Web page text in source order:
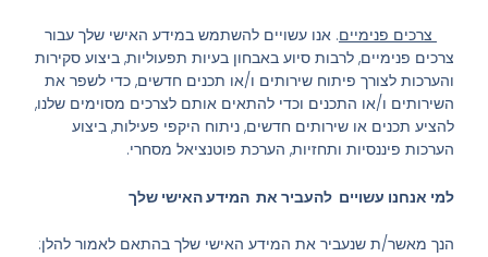
צרכים פנימיים. אנו עשויים להשתמש במידע האישי שלך עבור
צרכים פנימיים, לרבות סיוע באבחון בעיות תפעוליות, ביצוע סקירות
והערכות לצורך פיתוח שירותים ו/או תכנים חדשים, כדי לשפר את
השירותים ו/או התכנים וכדי להתאים אותם לצרכים מסוימים שלנו,
להציע תכנים או שירותים חדשים, ניתוח היקפי פעילות, ביצוע
הערכות פיננסיות ותחזיות, הערכת פוטנציאל מסחרי.
למי אנחנו עשויים להעביר את המידע האישי שלך
הנך מאשר/ת שנעביר את המידע האישי שלך בהתאם לאמור להלן: